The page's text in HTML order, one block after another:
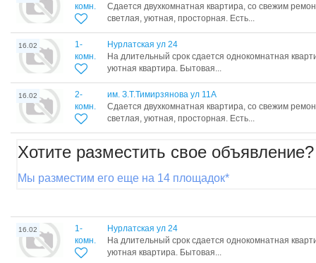
комн.
Сдается двухкомнатная квартира, со свежим
светлая, уютная, просторная. Есть...
16.02
1-
комн.
Нурлатская ул 24
На длительный срок сдается однокомнатная
уютная квартира. Бытовая...
16.02
2-
комн.
им. З.Т.Тимирзянова ул 11А
Сдается двухкомнатная квартира, со свежим
светлая, уютная, просторная. Есть...
Хотите разместить свое объявление?
Мы разместим его еще на 14 площадок*
16.02
1-
комн.
Нурлатская ул 24
На длительный срок сдается однокомнатная
уютная квартира. Бытовая...